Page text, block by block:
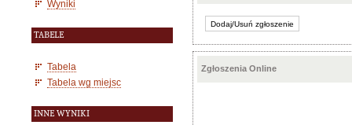
Wyniki
TABELE
Tabela
Tabela wg miejsc
INNE WYNIKI
Zgłoszenia Online